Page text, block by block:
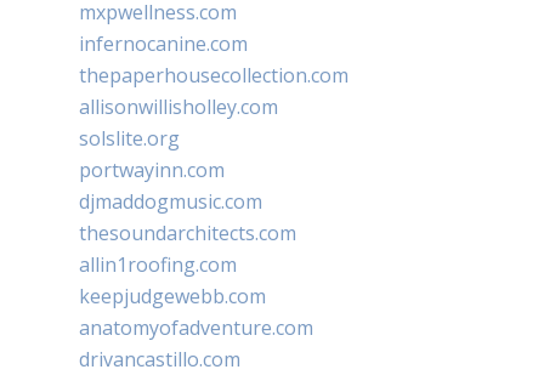
mxpwellness.com
infernocanine.com
thepaperhousecollection.com
allisonwillisholley.com
solslite.org
portwayinn.com
djmaddogmusic.com
thesoundarchitects.com
allin1roofing.com
keepjudgewebb.com
anatomyofadventure.com
drivancastillo.com